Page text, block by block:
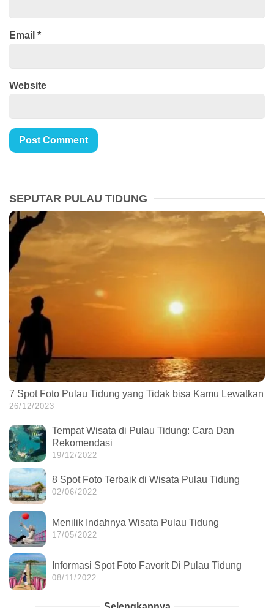
Email *
Website
SEPUTAR PULAU TIDUNG
7 Spot Foto Pulau Tidung yang Tidak bisa Kamu Lewatkan
26/12/2023
Tempat Wisata di Pulau Tidung: Cara Dan
Rekomendasi
19/12/2022
8 Spot Foto Terbaik di Wisata Pulau Tidung
02/06/2022
Menilik Indahnya Wisata Pulau Tidung
17/05/2022
Informasi Spot Foto Favorit Di Pulau Tidung
08/11/2022